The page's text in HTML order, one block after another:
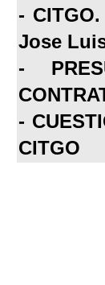
-
Jose
-
-
CITGO